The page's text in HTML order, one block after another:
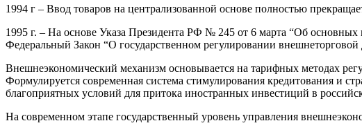
1994 г – Ввод товаров на централизованной основе полностью
1995 г. – На основе Указа Президента РФ № 245 от 6 марта “Об
Федеральный Закон “О государственном регулировании
Внешнеэкономический механизм основывается на тарифных методах
Формулируется современная система стимулирования кредитования и
благоприятных условий для притока иностранных инвестиций в
На современном этапе государственный уровень управления